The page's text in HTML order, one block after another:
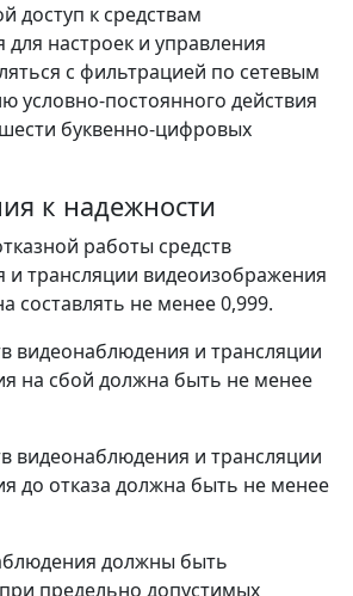
доступ к средствам
настроек и управления
с фильтрацией по сетевым
условно-постоянного действия
буквенно-цифровых
к надежности
работы средств
и трансляции видеоизображения
составлять не менее 0,999.
видеонаблюдения и трансляции
на сбой должна быть не менее
видеонаблюдения и трансляции
до отказа должна быть не менее
должны быть
предельно допустимых